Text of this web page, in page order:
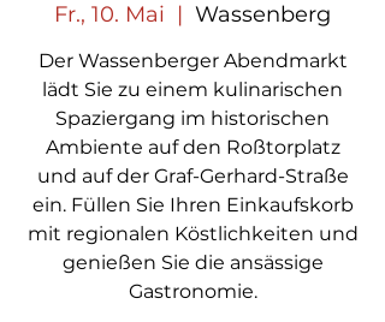
Fr., 10. Mai
  |
Wassenberg
Der Wassenberger Abendmarkt
lädt Sie zu einem kulinarischen
Spaziergang im historischen
Ambiente auf den Roßtorplatz
und auf der Graf-Gerhard-Straße
ein. Füllen Sie Ihren Einkaufskorb
mit regionalen Köstlichkeiten und
genießen Sie die ansässige
Gastronomie.